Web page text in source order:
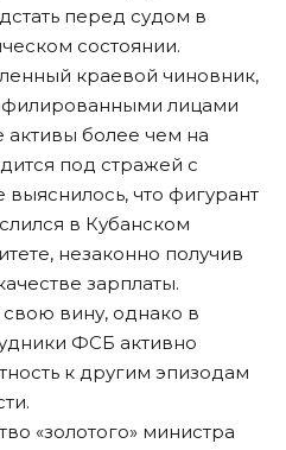
перед судом в
состоянии.
краевой чиновник,
лицами
активы более чем на
под стражей с
что фигурант
в Кубанском
незаконно получив
зарплаты.
вину, однако в
ФСБ активно
к другим эпизодам
«золотого» министра